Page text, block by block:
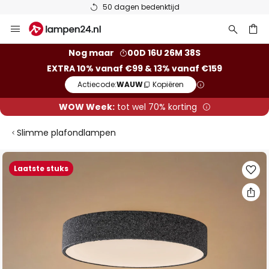
50 dagen bedenktijd
naar
Nog maar
00D 16U 26M 37S
EXTRA 10% vanaf €99 & 13% vanaf €159
Actiecode:WAUW Kopiëren
WOW Week:tot wel 70% korting
Slimme plafondlampen
Laatste stuks
Ga
naar
afbeeldingen-